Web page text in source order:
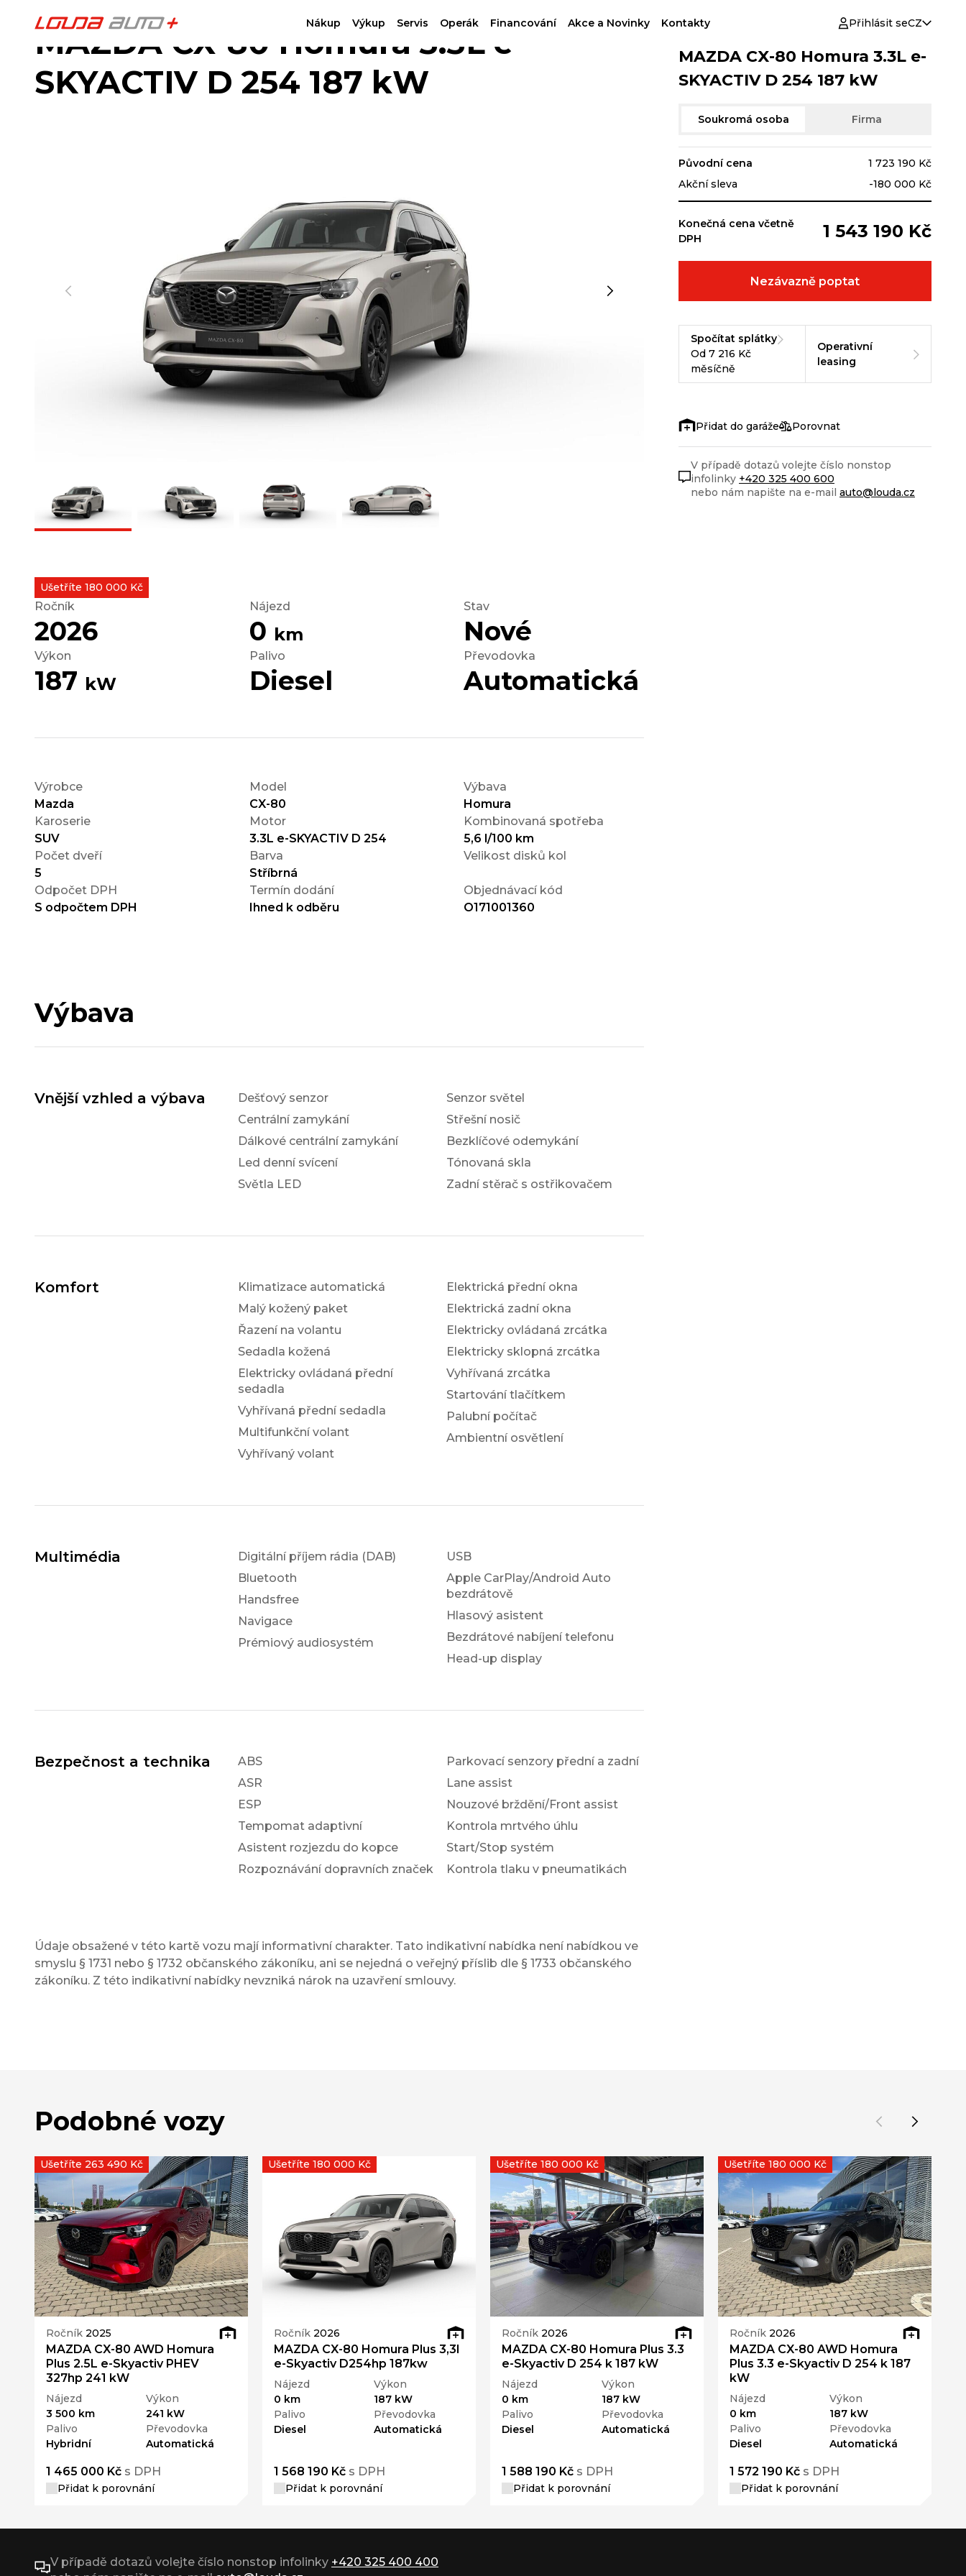
Nákup Výkup Servis Operák Financování Akce a Novinky Kontakty Přihlásit seCZ
MAZDA CX-80 Homura 3.3L e-
SKYACTIV D 254 187 kW
Ušetříte 180 000 Kč
Ročník
2026
Nájezd
0 km
Stav
Nové
Výkon
187 kW
Palivo
Diesel
Převodovka
Automatická
Výrobce
Mazda
Model
CX-80
Výbava
Homura
Karoserie
SUV
Motor
3.3L e-SKYACTIV D 254
Kombinovaná spotřeba
5,6 l/100 km
Počet dveří
5
Barva
Stříbrná
Velikost disků kol
Odpočet DPH
S odpočtem DPH
Termín dodání
Ihned k odběru
Objednávací kód
O171001360
Výbava
Vnější vzhled a výbava
Dešťový senzor
Centrální zamykání
Dálkové centrální zamykání
Led denní svícení
Světla LED
Senzor světel
Střešní nosič
Bezklíčové odemykání
Tónovaná skla
Zadní stěrač s ostřikovačem
Komfort
Klimatizace automatická
Malý kožený paket
Řazení na volantu
Sedadla kožená
Elektricky ovládaná přední
sedadla
Vyhřívaná přední sedadla
Multifunkční volant
Vyhřívaný volant
Elektrická přední okna
Elektrická zadní okna
Elektricky ovládaná zrcátka
Elektricky sklopná zrcátka
Vyhřívaná zrcátka
Startování tlačítkem
Palubní počítač
Ambientní osvětlení
Multimédia
Digitální příjem rádia (DAB)
Bluetooth
Handsfree
Navigace
Prémiový audiosystém
USB
Apple CarPlay/Android Auto
bezdrátově
Hlasový asistent
Bezdrátové nabíjení telefonu
Head-up display
Bezpečnost a technika
ABS
ASR
ESP
Tempomat adaptivní
Asistent rozjezdu do kopce
Rozpoznávání dopravních značek
Parkovací senzory přední a zadní
Lane assist
Nouzové brždění/Front assist
Kontrola mrtvého úhlu
Start/Stop systém
Kontrola tlaku v pneumatikách
Údaje obsažené v této kartě vozu mají informativní charakter. Tato indikativní nabídka není nabídkou ve
smyslu § 1731 nebo § 1732 občanského zákoníku, ani se nejedná o veřejný příslib dle § 1733 občanského
zákoníku. Z této indikativní nabídky nevzniká nárok na uzavření smlouvy.
MAZDA CX-80 Homura 3.3L e-
SKYACTIV D 254 187 kW
Soukromá osoba Firma
Původní cena
1 723 190 Kč
Akční sleva
-180 000 Kč
Konečná cena včetně
DPH
1 543 190 Kč
Nezávazně poptat
Spočítat splátky
Od 7 216 Kč
měsíčně
Operativní
leasing
Porovnat
V případě dotazů volejte číslo nonstop
infolinky +420 325 400 600
nebo nám napište na e-mail auto@louda.cz
Podobné vozy
Ročník 2025
MAZDA CX-80 AWD Homura
Plus 2.5L e-Skyactiv PHEV
327hp 241 kW
Nájezd
3 500 km
Výkon
241 kW
Palivo
Hybridní
Převodovka
Automatická
1 465 000 Kč s DPH
Přidat k porovnání
Ušetříte 263 490 Kč
Ročník 2026
MAZDA CX-80 Homura Plus 3,3l
e-Skyactiv D254hp 187kw
Nájezd
0 km
Výkon
187 kW
Palivo
Diesel
Převodovka
Automatická
1 568 190 Kč s DPH
Přidat k porovnání
Ušetříte 180 000 Kč
Ročník 2026
MAZDA CX-80 Homura Plus 3.3
e-Skyactiv D 254 k 187 kW
Nájezd
0 km
Výkon
187 kW
Palivo
Diesel
Převodovka
Automatická
1 588 190 Kč s DPH
Přidat k porovnání
Ušetříte 180 000 Kč
Ročník 2026
MAZDA CX-80 AWD Homura
Plus 3.3 e-Skyactiv D 254 k 187
kW
Nájezd
0 km
Výkon
187 kW
Palivo
Diesel
Převodovka
Automatická
1 572 190 Kč s DPH
Přidat k porovnání
Ušetříte 180 000 Kč
V případě dotazů volejte číslo nonstop infolinky +420 325 400 400